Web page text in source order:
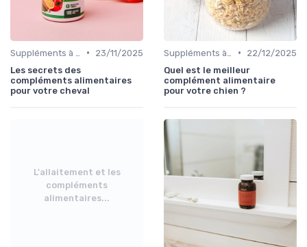
•
23/11/2025
Les secrets des
compléments alimentaires
pour votre cheval
•
22/12/2025
Quel est le meilleur
complément alimentaire
pour votre chien ?
L'allaitement et les
compléments
alimentaires...